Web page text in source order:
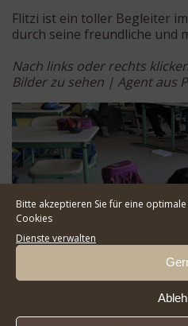
Bitte akzeptieren Sie für eine
Cookies
Dienste verwalten
Flitzi ist ein toller Begleiter
durch seine freundliche und
Nach links oder rechts
Bilder zu sehen | Agent aus